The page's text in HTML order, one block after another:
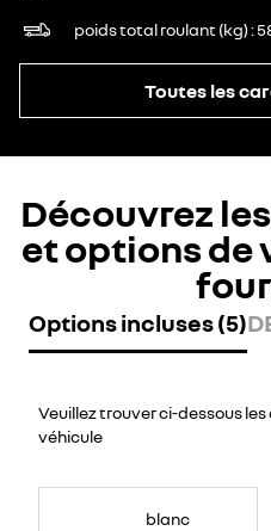
poids total roulant (kg)
Toutes les
Découvrez
et options de
Options incluses (5)
Veuillez trouver ci-dessous
véhicule
blanc